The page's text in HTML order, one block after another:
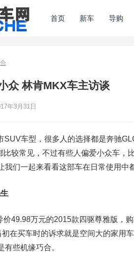
首页 新车 导购
众 林肯MKX车主访谈
年3月31日
SUV车型，很多人的选择都是奔驰
比较常见，不过有些人偏爱小众车，
我们一起来看看这部车在日常使用中
价49.98万元的2015款四驱尊雅版，
在买车时的诉求就是空间大的家用
些机缘巧合。